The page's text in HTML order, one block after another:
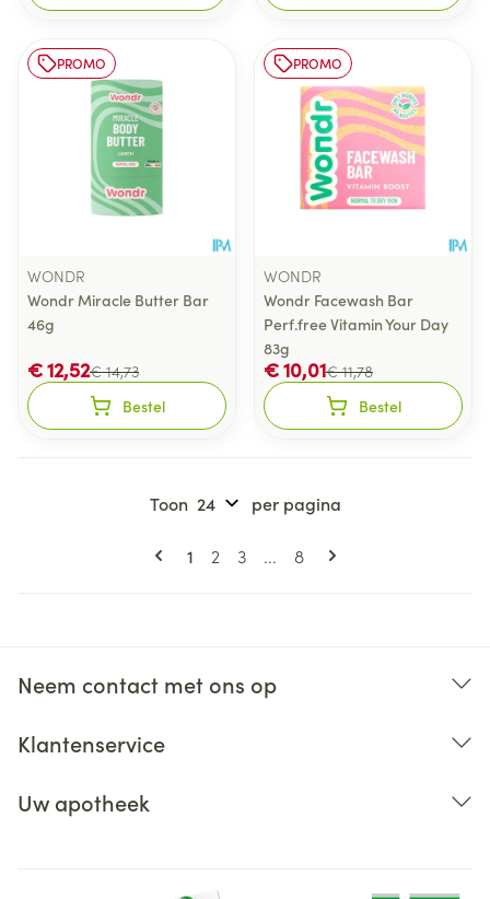
PROMO
WONDR
Wondr Miracle Butter Bar
46g
€ 14,73
€ 12,52
Bestel
PROMO
WONDR
Wondr Facewash Bar
Perf.free Vitamin Your Day
83g
€ 11,78
€ 10,01
Bestel
Pagina's
U lees momenteel pagina
1 Pagina
2 Pagina
3 ... Pagina
8
Toon per pagina
Neem contact met ons op
Klantenservice
Uw apotheek